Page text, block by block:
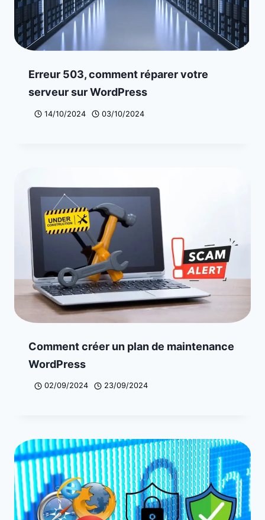
Erreur 503, comment réparer votre
serveur sur WordPress
14/10/2024 03/10/2024
Comment créer un plan de maintenance
WordPress
02/09/2024 23/09/2024